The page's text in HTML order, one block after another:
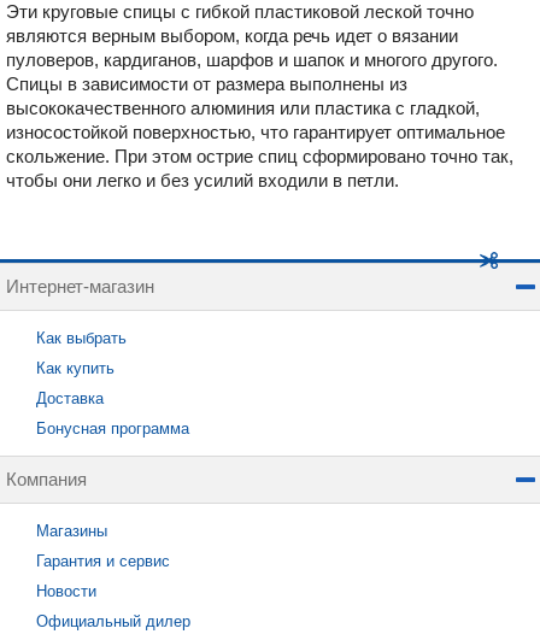
Эти круговые спицы с гибкой пластиковой леской точно
являются верным выбором, когда речь идет о вязании
пуловеров, кардиганов, шарфов и шапок и многого другого.
Спицы в зависимости от размера выполнены из
высококачественного алюминия или пластика с гладкой,
износостойкой поверхностью, что гарантирует оптимальное
скольжение. При этом острие спиц сформировано точно так,
чтобы они легко и без усилий входили в петли.
Интернет-магазин
Как выбрать
Как купить
Доставка
Бонусная программа
Компания
Магазины
Гарантия и сервис
Новости
Официальный дилер